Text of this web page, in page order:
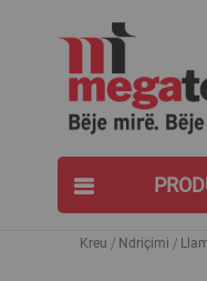
Kreu Ndriçimi